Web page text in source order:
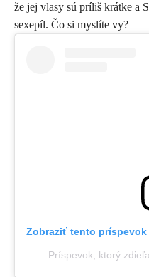
že jej vlasy sú príliš krátke a
sexepíl. Čo si myslíte vy?
Zobraziť tento príspevok
Príspevok, ktorý